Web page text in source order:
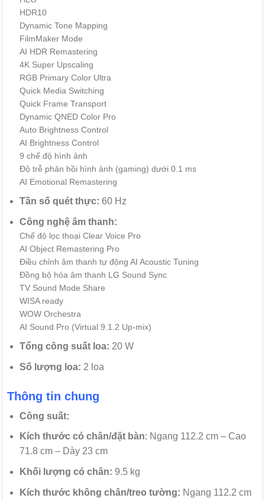
HDR10
Dynamic Tone Mapping
FilmMaker Mode
AI HDR Remastering
4K Super Upscaling
RGB Primary Color Ultra
Quick Media Switching
Quick Frame Transport
Dynamic QNED Color Pro
Auto Brightness Control
AI Brightness Control
9 chế độ hình ảnh
Độ trễ phản hồi hình ảnh (gaming) dưới 0.1 ms
AI Emotional Remastering
Tần số quét thực: 60 Hz
Công nghệ âm thanh:
Chế độ lọc thoại Clear Voice Pro
AI Object Remastering Pro
Điều chỉnh âm thanh tự động AI Acoustic Tuning
Đồng bộ hóa âm thanh LG Sound Sync
TV Sound Mode Share
WISA ready
WOW Orchestra
AI Sound Pro (Virtual 9.1.2 Up-mix)
Tổng công suất loa: 20 W
Số lượng loa: 2 loa
Thông tin chung
Công suất:
Kích thước có chân/đặt bàn: Ngang 112.2 cm – Cao
71.8 cm – Dày 23 cm
Khối lượng có chân: 9.5 kg
Kích thước không chân/treo tường: Ngang 112.2 cm